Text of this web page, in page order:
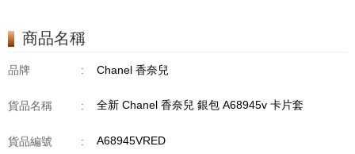
商品名稱
品牌 : Chanel 香奈兒
貨品名稱 : 全新 Chanel 香奈兒 銀包 A68945v 卡片套
貨品編號 : A68945VRED